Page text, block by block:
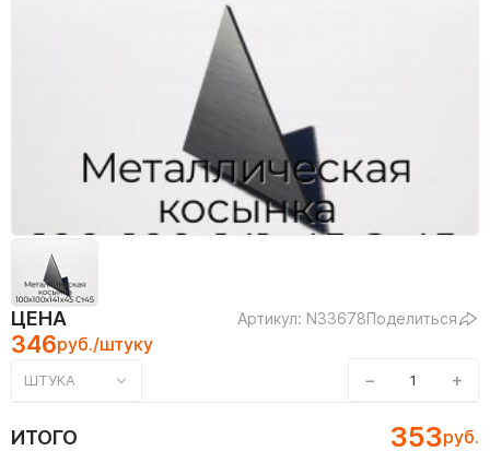
ЦЕНА Артикул: N33678Поделиться
346руб./штуку
ШТУКА − +
ИТОГО 353руб.